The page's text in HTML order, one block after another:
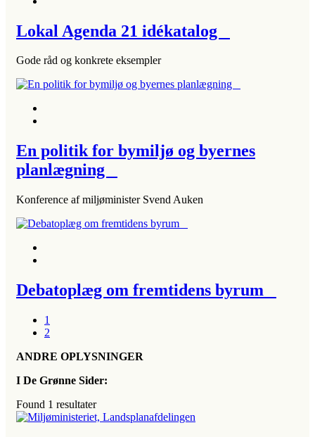
Lokal Agenda 21 idékatalog
Gode råd og konkrete eksempler
En politik for bymiljø og byernes
planlægning
Konference af miljøminister Svend Auken
Debatoplæg om fremtidens byrum
1
2
ANDRE OPLYSNINGER
I De Grønne Sider:
Found 1 resultater